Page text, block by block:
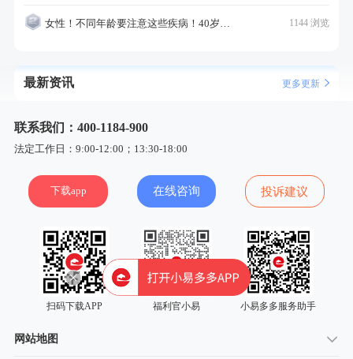
女性！不同年龄要注意这些疾病！40岁的这个疾病最需要注意！ 1144 浏览
最新资讯 更多更新
联系我们：400-1184-900
法定工作日：9:00-12:00；13:30-18:00
下载app 在线咨询 投诉建议
扫码下载APP 福利官小易 小易多多服务助手
网站地图